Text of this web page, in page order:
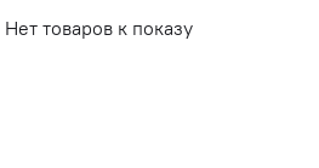
Нет товаров к показу